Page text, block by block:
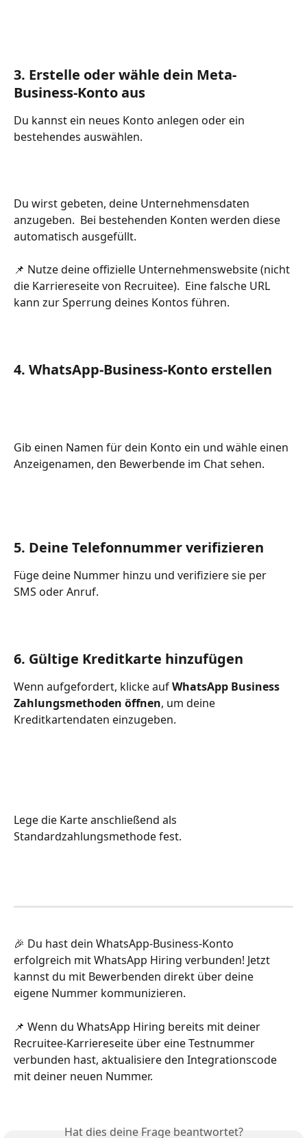
3. Erstelle oder wähle dein Meta-
Business-Konto aus
Du kannst ein neues Konto anlegen oder ein
bestehendes auswählen.
Du wirst gebeten, deine Unternehmensdaten
anzugeben.  Bei bestehenden Konten werden diese
automatisch ausgefüllt.​
📌 Nutze deine offizielle Unternehmenswebsite (nicht
die Karriereseite von Recruitee).  Eine falsche URL
kann zur Sperrung deines Kontos führen.
4. WhatsApp-Business-Konto erstellen
Gib einen Namen für dein Konto ein und wähle einen
Anzeigenamen, den Bewerbende im Chat sehen.
5. Deine Telefonnummer verifizieren
Füge deine Nummer hinzu und verifiziere sie per
SMS oder Anruf.
6. Gültige Kreditkarte hinzufügen
Wenn aufgefordert, klicke auf WhatsApp Business
Zahlungsmethoden öffnen, um deine
Kreditkartendaten einzugeben.
Lege die Karte anschließend als
Standardzahlungsmethode fest.
🎉 Du hast dein WhatsApp-Business-Konto
erfolgreich mit WhatsApp Hiring verbunden! Jetzt
kannst du mit Bewerbenden direkt über deine
eigene Nummer kommunizieren.
📌 Wenn du WhatsApp Hiring bereits mit deiner
Recruitee-Karriereseite über eine Testnummer
verbunden hast, aktualisiere den Integrationscode
mit deiner neuen Nummer.
Hat dies deine Frage beantwortet?